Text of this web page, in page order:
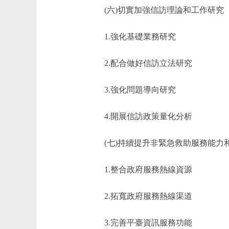
(六)切實加強信訪理論和工作研究
1.強化基礎業務研究
2.配合做好信訪立法研究
3.強化問題導向研究
4.開展信訪政策量化分析
(七)持續提升非緊急救助服務能力
1.整合政府服務熱線資源
2.拓寬政府服務熱線渠道
3.完善平臺資訊服務功能